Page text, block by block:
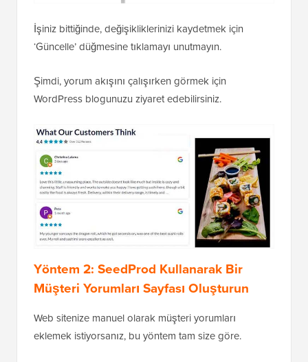
İşiniz bittiğinde, değişikliklerinizi kaydetmek için
‘Güncelle’ düğmesine tıklamayı unutmayın.
Şimdi, yorum akışını çalışırken görmek için
WordPress blogunuzu ziyaret edebilirsiniz.
Yöntem 2: SeedProd Kullanarak Bir
Müşteri Yorumları Sayfası Oluşturun
Web sitenize manuel olarak müşteri yorumları
eklemek istiyorsanız, bu yöntem tam size göre.